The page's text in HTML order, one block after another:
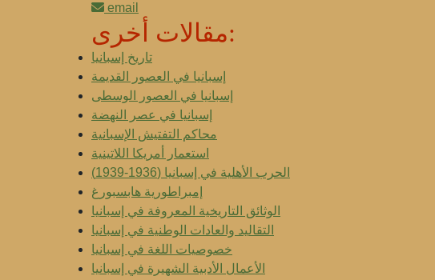
email
مقالات أخرى:
تاريخ إسبانيا
إسبانيا في العصور القديمة
إسبانيا في العصور الوسطى
إسبانيا في عصر النهضة
محاكم التفتيش الإسبانية
استعمار أمريكا اللاتينية
الحرب الأهلية في إسبانيا (1936-1939)
إمبراطورية هابسبورغ
الوثائق التاريخية المعروفة في إسبانيا
التقاليد والعادات الوطنية في إسبانيا
خصوصيات اللغة في إسبانيا
الأعمال الأدبية الشهيرة في إسبانيا